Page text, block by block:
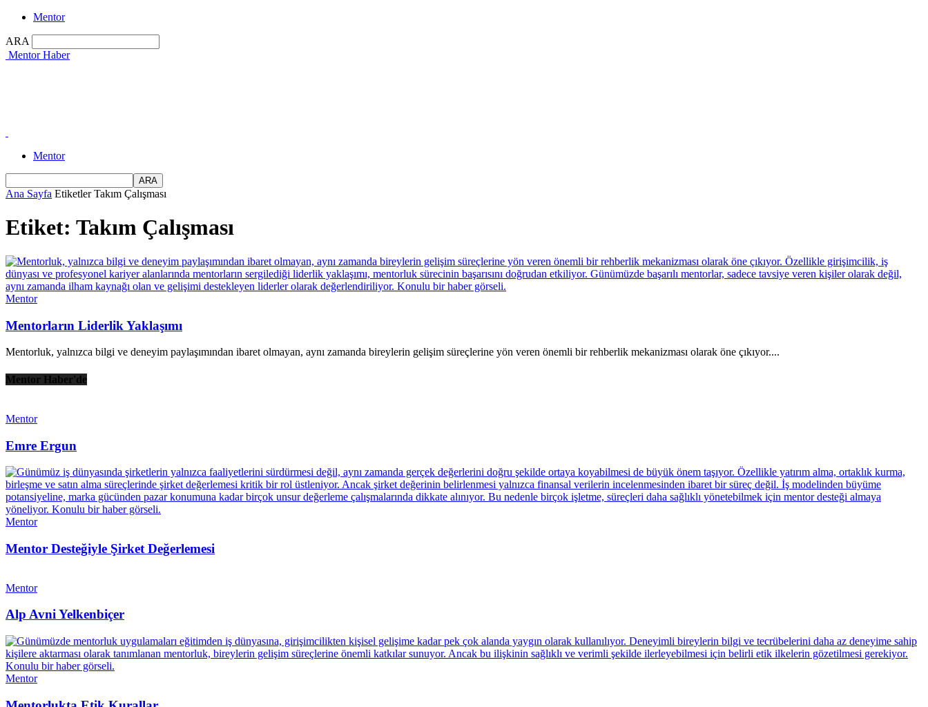
Mentor
ARA
Mentor Haber
Mentor
Ana Sayfa Etiketler Takım Çalışması
Etiket: Takım Çalışması
Mentor
Mentorların Liderlik Yaklaşımı
Mentorluk, yalnızca bilgi ve deneyim paylaşımından ibaret olmayan, aynı zamanda bireylerin gelişim süreçlerine yön veren önemli bir rehberlik mekanizması olarak öne çıkıyor....
Mentor Haber'de
Mentor
Emre Ergun
Mentor
Mentor Desteğiyle Şirket Değerlemesi
Mentor
Alp Avni Yelkenbiçer
Mentor